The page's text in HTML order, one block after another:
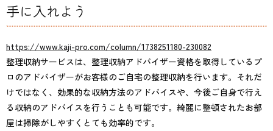
手に入れよう
https://www.kaji-pro.com/column/1738251180-230082
整理収納サービスは、整理収納アドバイザー資格を取得しているプ
ロのアドバイザーがお客様のご自宅の整理収納を行います。それだ
けではなく、効果的な収納方法のアドバイスや、今後ご自身で行え
る収納のアドバイスを行うことも可能です。綺麗に整頓されたお部
屋は掃除がしやすくとても効率的です。